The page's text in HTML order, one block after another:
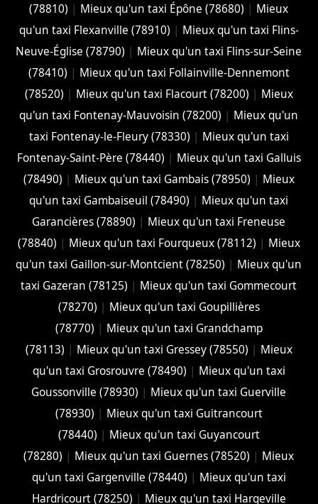
(78810) | Mieux qu'un taxi Épône (78680) | Mieux
qu'un taxi Flexanville (78910) | Mieux qu'un taxi Flins-
Neuve-Église (78790) | Mieux qu'un taxi Flins-sur-Seine
(78410) | Mieux qu'un taxi Follainville-Dennemont
(78520) | Mieux qu'un taxi Flacourt (78200) | Mieux
qu'un taxi Fontenay-Mauvoisin (78200) | Mieux qu'un
taxi Fontenay-le-Fleury (78330) | Mieux qu'un taxi
Fontenay-Saint-Père (78440) | Mieux qu'un taxi Galluis
(78490) | Mieux qu'un taxi Gambais (78950) | Mieux
qu'un taxi Gambaiseuil (78490) | Mieux qu'un taxi
Garancières (78890) | Mieux qu'un taxi Freneuse
(78840) | Mieux qu'un taxi Fourqueux (78112) | Mieux
qu'un taxi Gaillon-sur-Montcient (78250) | Mieux qu'un
taxi Gazeran (78125) | Mieux qu'un taxi Gommecourt
(78270) | Mieux qu'un taxi Goupillières
(78770) | Mieux qu'un taxi Grandchamp
(78113) | Mieux qu'un taxi Gressey (78550) | Mieux
qu'un taxi Grosrouvre (78490) | Mieux qu'un taxi
Goussonville (78930) | Mieux qu'un taxi Guerville
(78930) | Mieux qu'un taxi Guitrancourt
(78440) | Mieux qu'un taxi Guyancourt
(78280) | Mieux qu'un taxi Guernes (78520) | Mieux
qu'un taxi Gargenville (78440) | Mieux qu'un taxi
Hardricourt (78250) | Mieux qu'un taxi Hargeville